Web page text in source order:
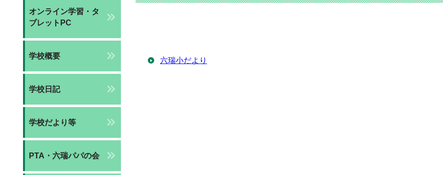
六瑞小だより
オンライン学習・タ
ブレットPC
学校概要
学校日記
学校だより等
PTA・六瑞パパの会